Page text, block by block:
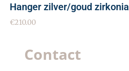
Hanger zilver/goud zirkonia
€210.00
Contact